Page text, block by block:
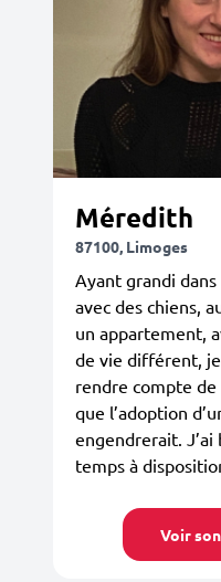
Méredith
87100, Limoges
Ayant grandi
avec des chiens,
un appartement,
de vie différent,
rendre compte de
que l’adoption
engendrerait. J’ai
temps à disposition
Voir